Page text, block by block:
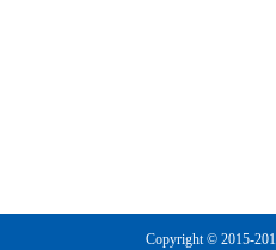
Copyright © 2015-